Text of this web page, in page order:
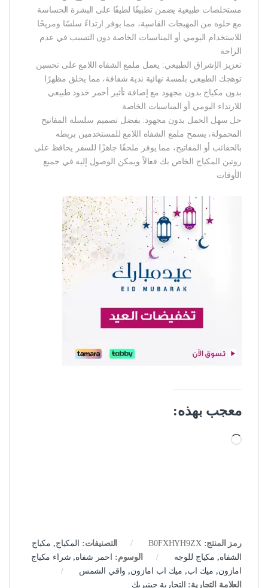
مستخلصات طبيعية يضمن تطبيقًا لطيفًا على البشرة الحساسة
مع خلوه من المهيجات القاسية، مما يوفر ارتداءً سلسًا ومريحًا
للاستخدام اليومي أو المناسبات الخاصة دون التسبب في عدم
الراحة
تعزيز الإشراق الطبيعي: يعمل ملمع الشفاه اللامع على تحسين
توهجك الطبيعي بلمسة نهائية ندية شفافة، مما يخلق مظهرًا
بدون مكياج بدون مجهود مع إضافة تأثير أحمر خدود طبيعي
للارتداء اليومي أو المناسبات الخاصة
حل سهل الحمل بدون مجهود: بفضل تصميم سلسلة المفاتيح
المحمولة، يسمح ملمع الشفاه اللامع للمستخدمين بربطه
بالحقائب أو المفاتيح، مما يوفر ملحقًا جاهزًا للسفر يحافظ على
روتين المكياج الخاص بك فعالاً ويمكن الوصول إليه في جميع
الأوقات
معجب بهذه:
جاري التحميل…
رمز المنتج: B0FXHYH9ZX التصنيفات: المكياج, مكياج
الشفاه, مكياج للوجه الوسوم: احمر شفاه, شراء مكياج
امازون, ميك اب, ميك اب امازون, واقي الشمس
العلامة التجارية: التجارية جينيريك